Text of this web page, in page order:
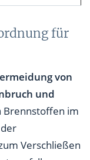
für
von
und
Brennstoffen im
Verschließen